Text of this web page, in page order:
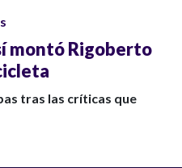
montó Rigoberto
tras las críticas que